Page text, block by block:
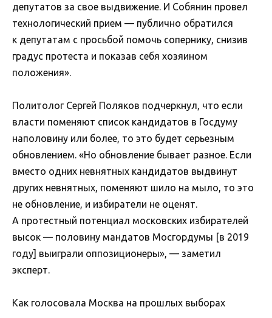
депутатов за свое выдвижение. И Собянин провел
технологический прием — публично обратился
к депутатам с просьбой помочь сопернику, снизив
градус протеста и показав себя хозяином
положения».
Политолог Сергей Поляков подчеркнул, что если
власти поменяют список кандидатов в Госдуму
наполовину или более, то это будет серьезным
обновлением. «Но обновление бывает разное. Если
вместо одних невнятных кандидатов выдвинут
других невнятных, поменяют шило на мыло, то это
не обновление, и избиратели не оценят.
А протестный потенциал московских избирателей
высок — половину мандатов Мосгордумы [в 2019
году] выиграли оппозиционеры», — заметил
эксперт.
Как голосовала Москва на прошлых выборах